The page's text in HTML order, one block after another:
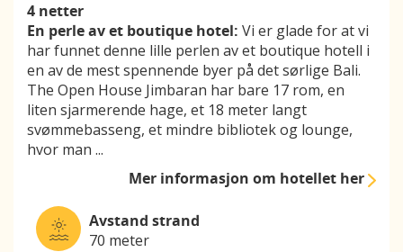
4 netter
En perle av et boutique hotel: Vi er glade for at vi
har funnet denne lille perlen av et boutique hotell i
en av de mest spennende byer på det sørlige Bali.
The Open House Jimbaran har bare 17 rom, en
liten sjarmerende hage, et 18 meter langt
svømmebasseng, et mindre bibliotek og lounge,
hvor man ...
Mer informasjonom hotellet her
Avstand strand
70 meter